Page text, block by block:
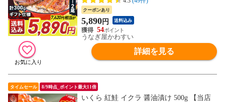
丑 土用の丑の日 お中元 御中元 ＜のし対応
可＞
クーポンあり
5,890円 送料込み
54
うなぎ屋かわすい
詳細を見る
タイムセール 8/9時点_ポイント最大11倍
いくら 紅鮭 イクラ 醤油漬け 500g 【当店